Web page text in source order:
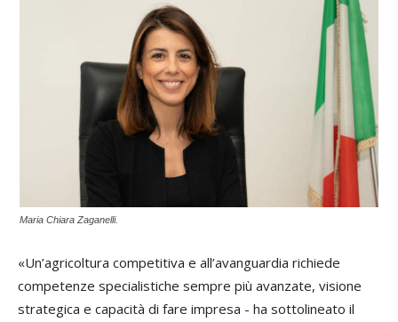
Maria Chiara Zaganelli.
«Un’agricoltura competitiva e all’avanguardia richiede
competenze specialistiche sempre più avanzate, visione
strategica e capacità di fare impresa - ha sottolineato il